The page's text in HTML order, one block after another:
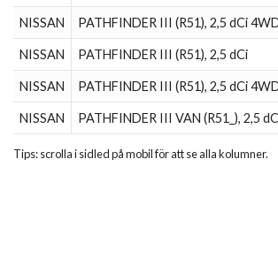
NISSAN PATHFINDER III (R51), 2,5 dCi
NISSAN PATHFINDER III (R51), 2,5 dCi
NISSAN PATHFINDER III (R51), 2,5 dCi
NISSAN PATHFINDER III VAN (R51_), 2,5
Tips: scrolla i sidled på mobil för att se alla kolumner.